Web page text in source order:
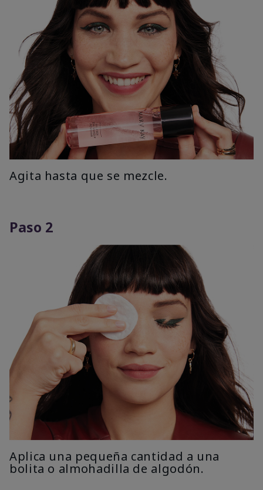
Agita hasta que se mezcle.
Paso 2
Aplica una pequeña cantidad a una
bolita o almohadilla de algodón.